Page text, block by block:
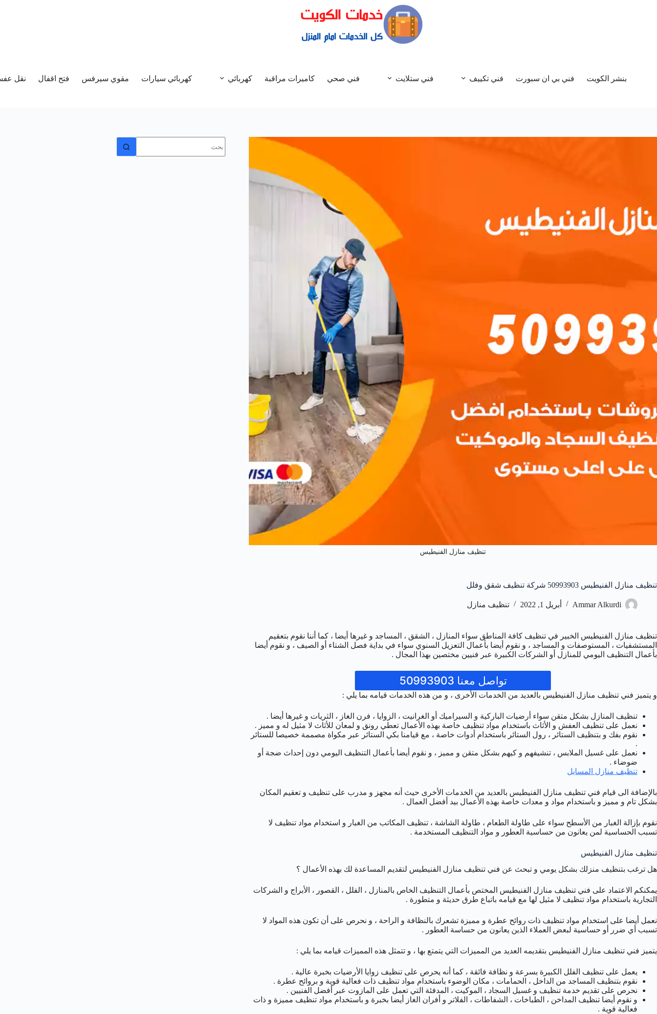
بنشر الكويت فني بي ان سبورت فني تكييف فني ستلايت فني صحي كاميرات مراقبة كهربائي كهربائي سيارات مقوي سيرفس فتح اقفال نقل
تنظيف منازل الفنيطيس
تنظيف منازل الفنيطيس 50993903‬ شركة تنظيف شقق وفلل
Ammar Alkurdi أبريل 1, 2022 تنظيف منازل
تنظيف منازل الفنيطيس الخبير في تنظيف كافة المناطق سواء المنازل ، الشقق ، المساجد و غيرها أيضا ، كما أننا نقوم بتعقيم
المستشفيات ، المستوصفات و المساجد ، و نقوم أيضا بأعمال التعزيل السنوي سواء في بداية فصل الشتاء أو الصيف ، و نقوم أيضا
بأعمال التنظيف اليومي للمنازل أو الشركات الكبيرة عبر فنيين مختصين بهذا المجال .
تواصل معنا 50993903
و يتميز فني تنظيف منازل الفنيطيس بالعديد من الخدمات الأخرى ، و من هذه الخدمات قيامه بما يلي :
تنظيف المنازل بشكل متقن سواء أرضيات الباركية و السيراميك أو الغرانيت ، الزوايا ، فرن الغاز ، الثريات و غيرها أيضا .
نعمل على تنظيف العفش و الأثاث باستخدام مواد تنظيف خاصة بهذه الأعمال تعطي رونق و لمعان للأثاث لا مثيل له و مميز .
نقوم بفك و بتنظيف الستائر ، رول الستائر باستخدام أدوات خاصة ، مع قيامنا بكي الستائر عبر مكواة مصممة خصيصا للستائر
.
نعمل على غسيل الملابس ، تنشيفهم و كيهم بشكل متقن و مميز ، و نقوم أيضا بأعمال التنظيف اليومي دون إحداث ضجة أو
ضوضاء .
تنظيف منازل المسايل
بالإضافة الى قيام فني تنظيف منازل الفنيطيس بالعديد من الخدمات الأخرى حيث أنه مجهز و مدرب على تنظيف و تعقيم المكان
بشكل تام و مميز و باستخدام مواد و معدات خاصة بهذه الأعمال بيد أفضل العمال .
نقوم بإزالة الغبار من الأسطح سواء على طاولة الطعام ، طاولة الشاشة ، تنظيف المكاتب من الغبار و استخدام مواد تنظيف لا
تسبب الحساسية لمن يعانون من حساسية العطور و مواد التنظيف المستخدمة .
تنظيف منازل الفنيطيس
هل ترغب بتنظيف منزلك بشكل يومي و تبحث عن فني تنظيف منازل الفنيطيس لتقديم المساعدة لك بهذه الأعمال ؟
يمكنكم الاعتماد على فني تنظيف منازل الفنيطيس المختص بأعمال التنظيف الخاص بالمنازل ، الفلل ، القصور ، الأبراج و الشركات
التجارية باستخدام مواد تنظيف لا مثيل لها مع قيامه باتباع طرق حديثة و متطورة .
نعمل أيضا على استخدام مواد تنظيف ذات روائح عطرة و مميزة تشعرك بالنظافة و الراحة ، و نحرص على أن تكون هذه المواد لا
تسبب أي ضرر أو حساسية لبعض العملاء الذين يعانون من حساسة العطور .
يتميز فني تنظيف منازل الفنيطيس بتقديمه العديد من المميزات التي يتمتع بها ، و تتمثل هذه المميزات قيامه بما يلي :
يعمل على تنظيف الفلل الكبيرة بسرعة و نظافة فائقة ، كما أنه يحرص على تنظيف زوايا الأرضيات بخبرة عالية .
نقوم بتنظيف المساجد من الداخل ، الحمامات ، مكان الوضوء باستخدام مواد تنظيف ذات فعالية قوية و بروائح عطرة .
نحرص على تقديم خدمة تنظيف و غسيل السجاد ، الموكيت ، المدفئة التي تعمل على المازوت عبر أفضل الفنيين .
و نقوم أيضا تنظيف المداخن ، الطباخات ، الشفاطات ، الفلاتر و أفران الغاز أيضا بخبرة و باستخدام مواد تنظيف مميزة و ذات
فعالية قوية .